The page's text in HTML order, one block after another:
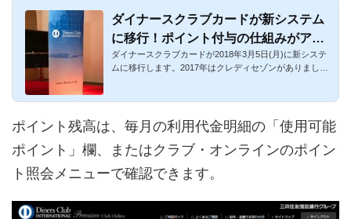
ダイナースクラブカードが新システム
に移行！ポイント付与の仕組みがアメ
ックスと同一に！リボ払いの手数料が
月利計算に
ダイナースクラブカードが2018年3月5日(月)に新システ
ムに移行します。2017年はクレディセゾンがありました
ポイント残高は、毎月の利用代金明細の「使用可能
ポイント」欄、またはクラブ・オンラインのポイン
ト照会メニューで確認できます。